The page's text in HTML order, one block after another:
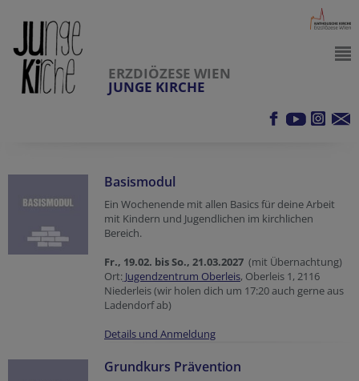
ERZDIÖZESE WIEN
JUNGE KIRCHE
Basismodul
Ein Wochenende mit allen Basics für deine Arbeit
mit Kindern und Jugendlichen im kirchlichen
Bereich.
Fr., 19.02. bis So., 21.03.2027 (mit Übernachtung)
Ort: Jugendzentrum Oberleis, Oberleis 1, 2116
Niederleis (wir holen dich um 17:20 auch gerne aus
Ladendorf ab)
Details und Anmeldung
Grundkurs Prävention